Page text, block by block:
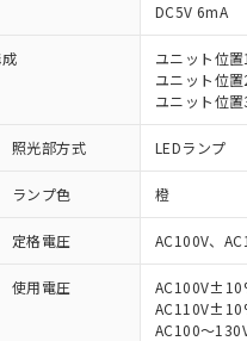
DC5V 6mA
ユニット位置
ユニット位置
ユニット位置
照光部方式 LEDランプ
ランプ色 橙
定格電圧 AC100V、
使用電圧
AC100～